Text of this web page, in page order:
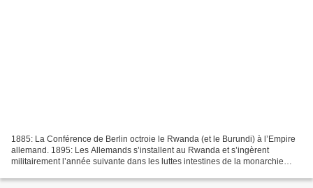
1885: La Conférence de Berlin octroie le Rwanda (et le Burundi) à l’Empire
allemand. 1895: Les Allemands s’installent au Rwanda et s’ingèrent
militairement l’année suivante dans les luttes intestines de la monarchie